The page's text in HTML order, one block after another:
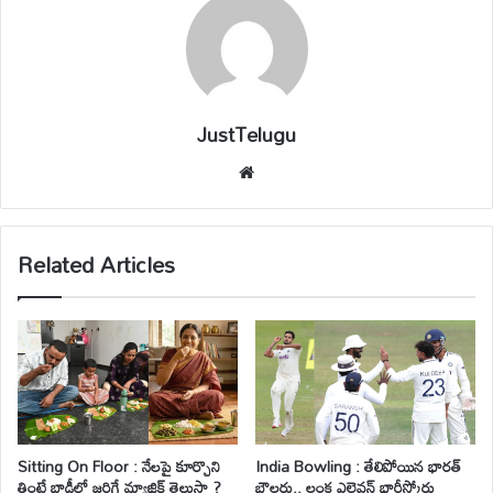
JustTelugu
bsi
te
Related Articles
Sitting On Floor : నేలపై కూర్చొని India Bowling : తేలిపోయిన భారత్